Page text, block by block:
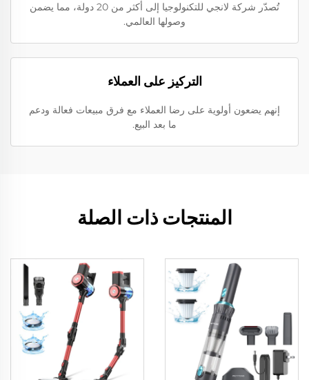
تُصدّر شركة لانجي للتكنولوجيا إلى أكثر من 20 دولة، مما يضمن
وصولها العالمي.
التركيز على العملاء
إنهم يضعون أولوية على رضا العملاء مع فرق مبيعات فعالة ودعم
ما بعد البيع.
المنتجات ذات الصلة